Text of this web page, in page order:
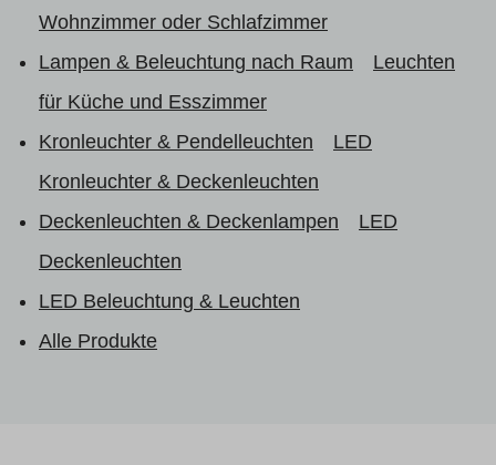
Wohnzimmer oder Schlafzimmer
Lampen & Beleuchtung nach Raum
Leuchten
für Küche und Esszimmer
Kronleuchter & Pendelleuchten
LED
Kronleuchter & Deckenleuchten
Deckenleuchten & Deckenlampen
LED
Deckenleuchten
LED Beleuchtung & Leuchten
Alle Produkte